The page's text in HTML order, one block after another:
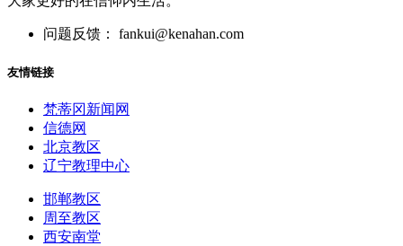
问题反馈： fankui@kenahan.com
友情链接
梵蒂冈新闻网
信德网
北京教区
辽宁教理中心
邯郸教区
周至教区
西安南堂